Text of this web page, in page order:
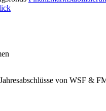
von WSF &